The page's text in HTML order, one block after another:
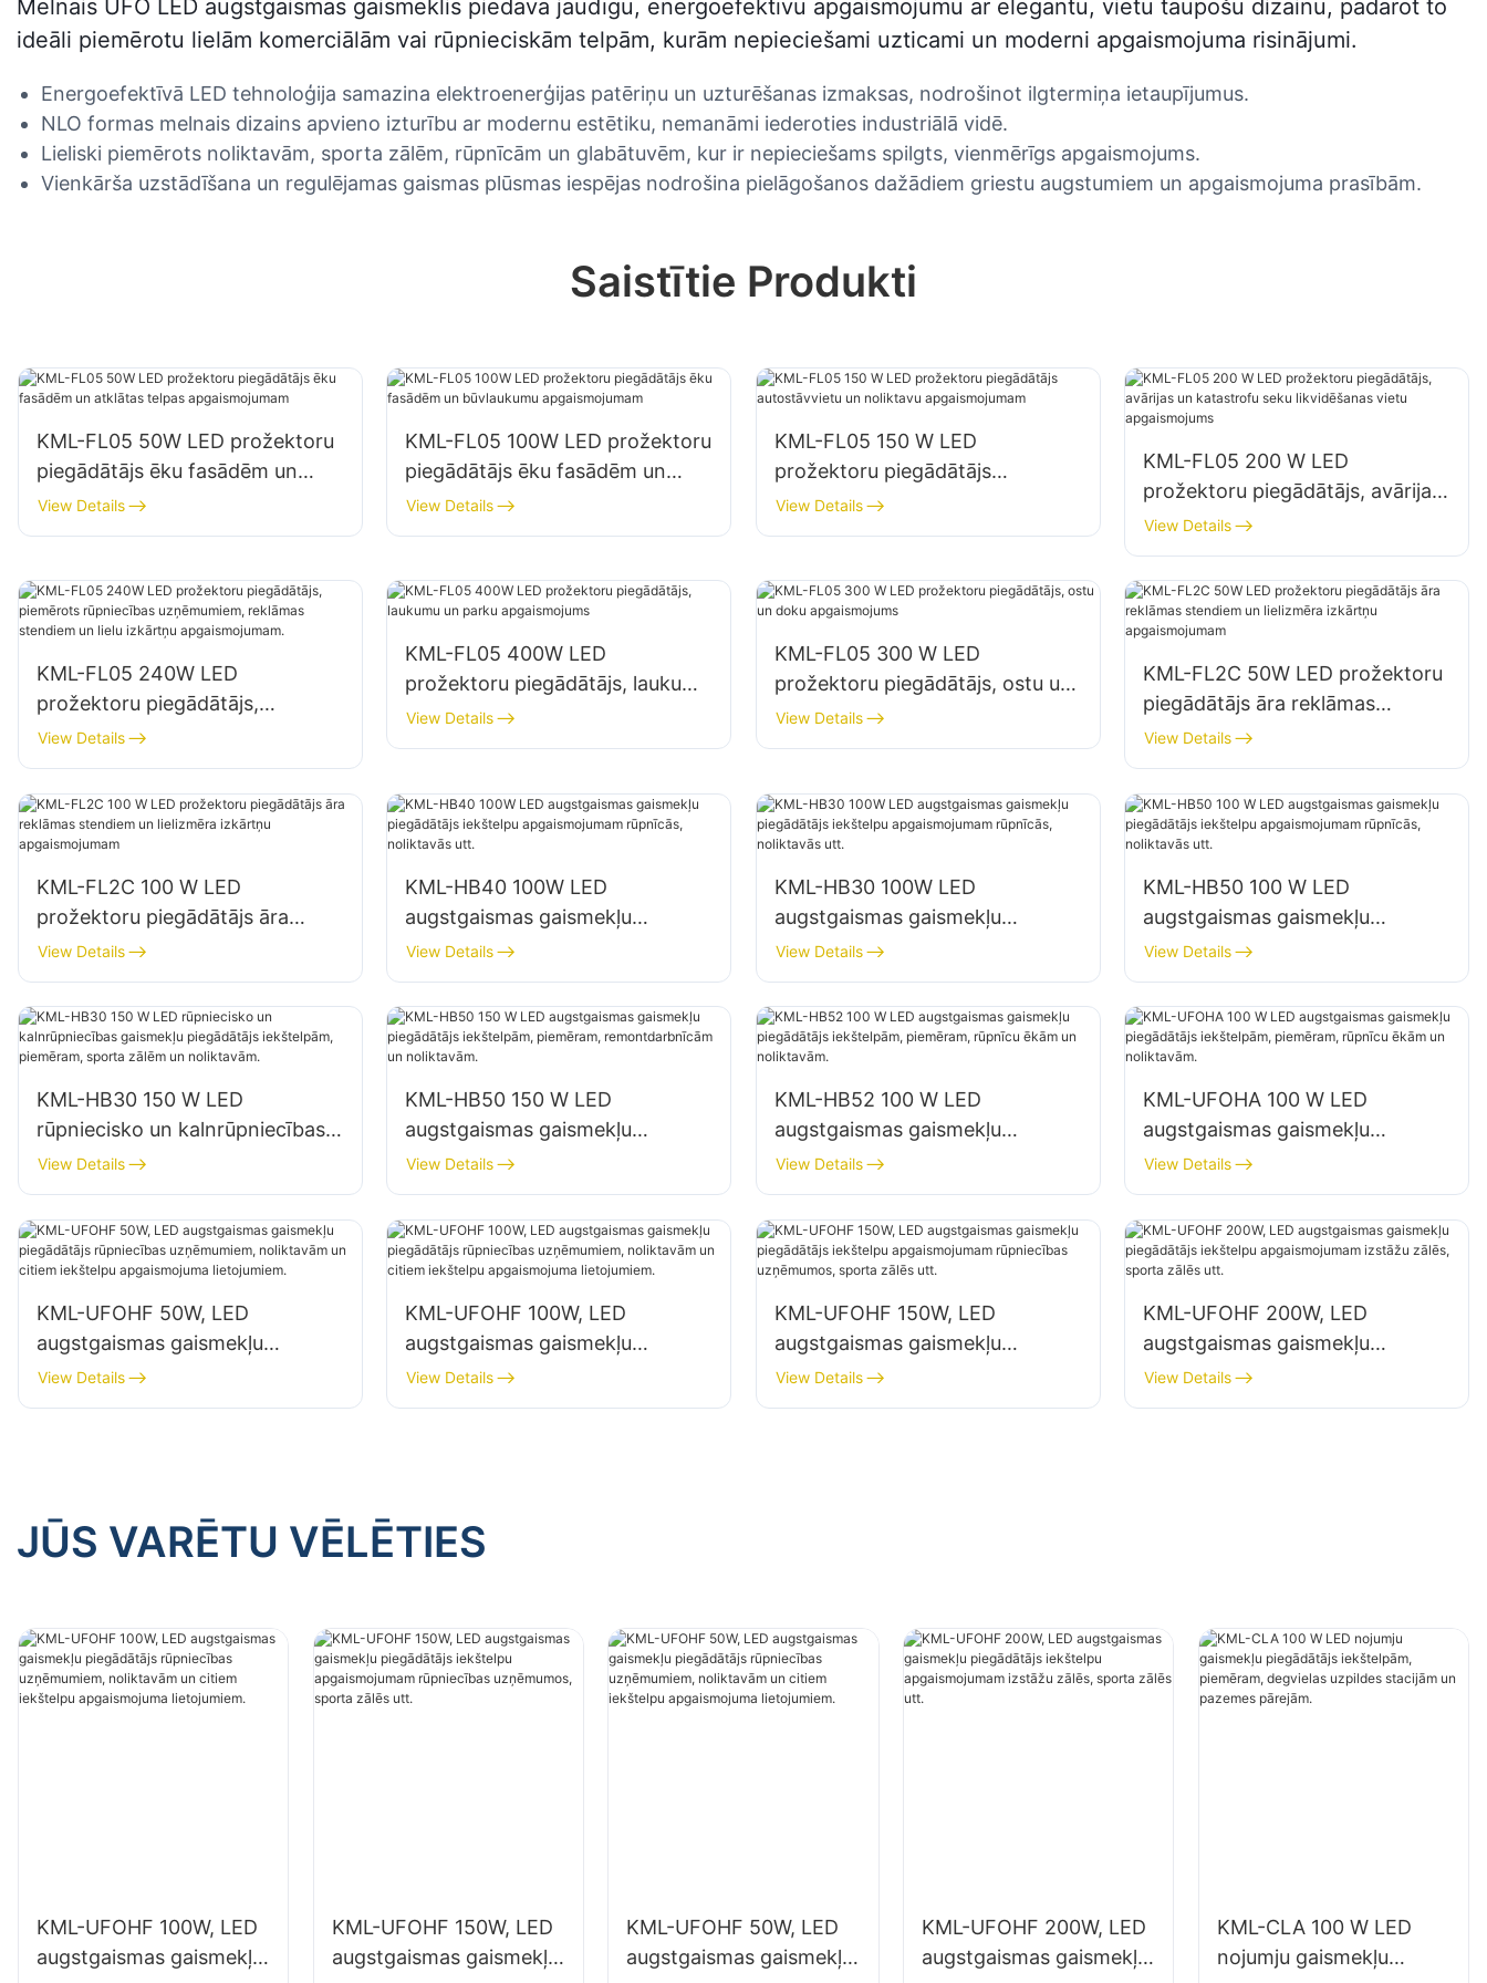
Melnais UFO LED augstgaismas gaismeklis piedāvā jaudīgu, energoefektīvu apgaismojumu ar elegantu, vietu taupošu dizainu, padarot to
ideāli piemērotu lielām komerciālām vai rūpnieciskām telpām, kurām nepieciešami uzticami un moderni apgaismojuma risinājumi.
Energoefektīvā LED tehnoloģija samazina elektroenerģijas patēriņu un uzturēšanas izmaksas, nodrošinot ilgtermiņa ietaupījumus.
NLO formas melnais dizains apvieno izturību ar modernu estētiku, nemanāmi iederoties industriālā vidē.
Lieliski piemērots noliktavām, sporta zālēm, rūpnīcām un glabātuvēm, kur ir nepieciešams spilgts, vienmērīgs apgaismojums.
Vienkārša uzstādīšana un regulējamas gaismas plūsmas iespējas nodrošina pielāgošanos dažādiem griestu augstumiem un apgaismojuma prasībām.
Saistītie Produkti
KML-FL05 50W LED prožektoru
piegādātājs ēku fasādēm un
atklātas telpas apgaismojumam
View Details
KML-FL05 100W LED prožektoru
piegādātājs ēku fasādēm un
būvlaukumu apgaismojumam
View Details
KML-FL05 150 W LED
prožektoru piegādātājs
autostāvvietu un noliktavu
apgaismojumam
View Details
KML-FL05 200 W LED
prožektoru piegādātājs, avārijas
un katastrofu seku likvidēšanas
vietu apgaismojums
View Details
KML-FL05 240W LED
prožektoru piegādātājs,
piemērots rūpniecības
uzņēmumiem, reklāmas
stendiem un lielu izkārtņu
apgaismojumam.
View Details
KML-FL05 400W LED
prožektoru piegādātājs, laukumu
un parku apgaismojums
View Details
KML-FL05 300 W LED
prožektoru piegādātājs, ostu un
doku apgaismojums
View Details
KML-FL2C 50W LED prožektoru
piegādātājs āra reklāmas
stendiem un lielizmēra izkārtņu
apgaismojumam
View Details
KML-FL2C 100 W LED
prožektoru piegādātājs āra
reklāmas stendiem un lielizmēra
izkārtņu apgaismojumam
View Details
KML-HB40 100W LED
augstgaismas gaismekļu
piegādātājs iekštelpu
apgaismojumam rūpnīcās,
noliktavās utt.
View Details
KML-HB30 100W LED
augstgaismas gaismekļu
piegādātājs iekštelpu
apgaismojumam rūpnīcās,
noliktavās utt.
View Details
KML-HB50 100 W LED
augstgaismas gaismekļu
piegādātājs iekštelpu
apgaismojumam rūpnīcās,
noliktavās utt.
View Details
KML-HB30 150 W LED
rūpniecisko un kalnrūpniecības
gaismekļu piegādātājs
iekštelpām, piemēram, sporta
zālēm un noliktavām.
View Details
KML-HB50 150 W LED
augstgaismas gaismekļu
piegādātājs iekštelpām,
piemēram, remontdarbnīcām un
noliktavām.
View Details
KML-HB52 100 W LED
augstgaismas gaismekļu
piegādātājs iekštelpām,
piemēram, rūpnīcu ēkām un
noliktavām.
View Details
KML-UFOHA 100 W LED
augstgaismas gaismekļu
piegādātājs iekštelpām,
piemēram, rūpnīcu ēkām un
noliktavām.
View Details
KML-UFOHF 50W, LED
augstgaismas gaismekļu
piegādātājs rūpniecības
uzņēmumiem, noliktavām un
View Details
KML-UFOHF 100W, LED
augstgaismas gaismekļu
piegādātājs rūpniecības
uzņēmumiem, noliktavām un
View Details
KML-UFOHF 150W, LED
augstgaismas gaismekļu
piegādātājs iekštelpu
apgaismojumam rūpniecības
View Details
KML-UFOHF 200W, LED
augstgaismas gaismekļu
piegādātājs iekštelpu
apgaismojumam izstāžu zālēs,
View Details
JŪS VARĒTU VĒLĒTIES
KML-UFOHF 100W, LED
augstgaismas gaismekļu
KML-UFOHF 150W, LED
augstgaismas gaismekļu
KML-UFOHF 50W, LED
augstgaismas gaismekļu
KML-UFOHF 200W, LED
augstgaismas gaismekļu
KML-CLA 100 W LED
nojumju gaismekļu